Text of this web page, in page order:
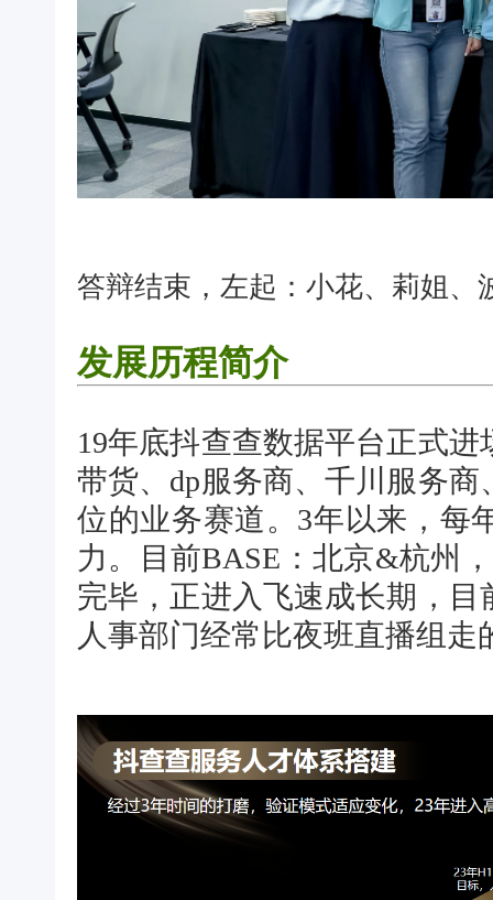
答辩结束，左起：小花、莉姐、
发展历程简介
19年底抖查查数据平台正式
带货、dp服务商、千川服务
位的业务赛道。3年以来，每
力。目前BASE：北京&杭州
完毕，正进入飞速成长期，
人事部门经常比夜班直播组走